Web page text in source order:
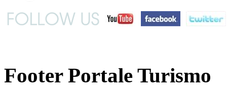
Footer Portale Turismo